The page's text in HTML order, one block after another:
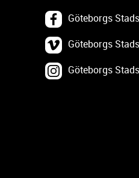
Göteborgs
Göteborgs
Göteborgs